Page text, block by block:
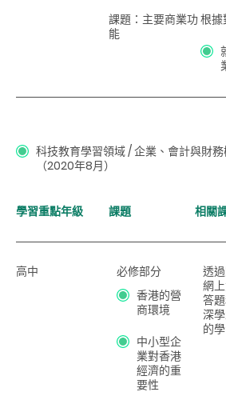
課題：主要商業功
能
根據
科技教育學習領域 / 企業、會計與財
（2020年8月）
學習重點年級 課題 相關
高中
必修部分
香港的營
商環境
中小型企
業對香港
經濟的重
要性
透
網
答
深
的